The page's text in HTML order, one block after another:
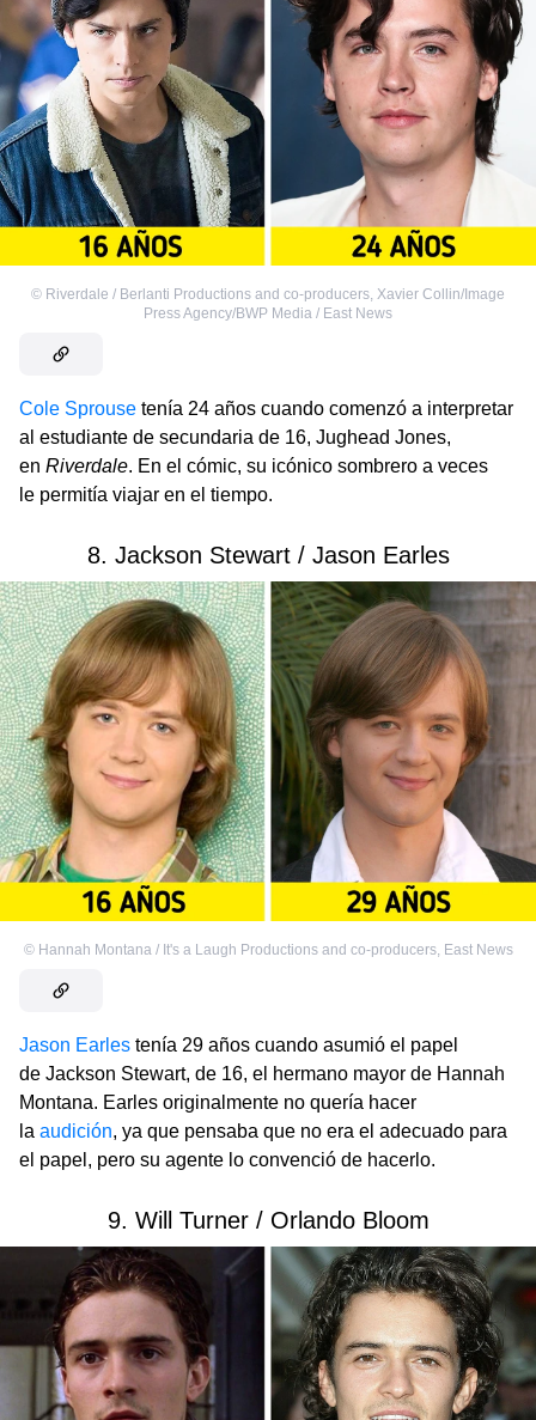
© Riverdale / Berlanti Productions and co-producers, Xavier Collin/Image
Press Agency/BWP Media / East News
Cole Sprouse tenía 24 años cuando comenzó a interpretar
al estudiante de secundaria de 16, Jughead Jones,
en Riverdale. En el cómic, su icónico sombrero a veces
le permitía viajar en el tiempo.
8. Jackson Stewart / Jason Earles
© Hannah Montana / It's a Laugh Productions and co-producers, East News
Jason Earles tenía 29 años cuando asumió el papel
de Jackson Stewart, de 16, el hermano mayor de Hannah
Montana. Earles originalmente no quería hacer
la audición, ya que pensaba que no era el adecuado para
el papel, pero su agente lo convenció de hacerlo.
9. Will Turner / Orlando Bloom